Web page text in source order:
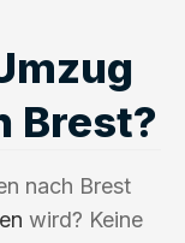
Brest?
nach Brest
wird? Keine